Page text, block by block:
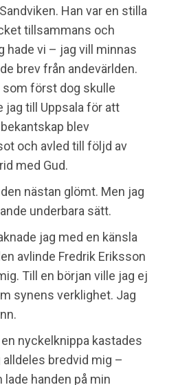
Han var en stilla
tillsammans och
hade vi – jag vill minnas
brev från andevärlden.
som först dog skulle
jag till Uppsala för att
blev
och avled till följd av
med Gud.
nästan glömt. Men jag
underbara sätt.
jag med en känsla
avlinde Fredrik Eriksson
Till en början ville jag ej
synens verklighet. Jag
nyckelknippa kastades
bredvid mig –
lade handen på min